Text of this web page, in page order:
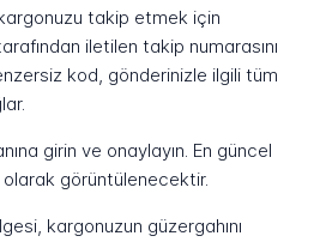
takip etmek için
iletilen takip numarasını
kod, gönderinizle ilgili tüm
girin ve onaylayın. En güncel
görüntülenecektir.
kargonuzun güzergahını